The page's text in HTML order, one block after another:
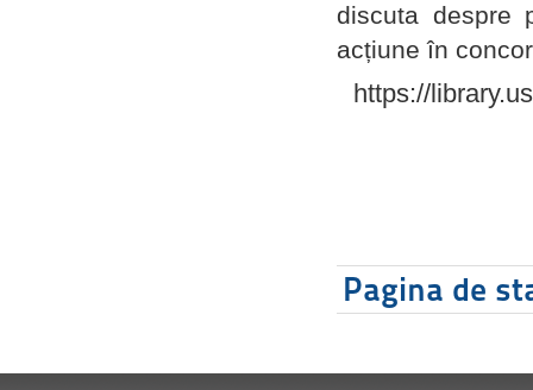
discuta despre
acțiune în
https://
Pagina de